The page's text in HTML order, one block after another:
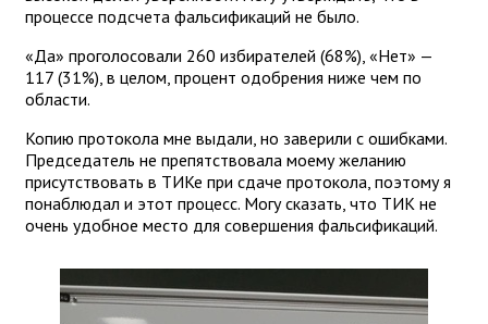
процессе подсчета фальсификаций не было.
«Да» проголосовали 260 избирателей (68%), «Нет» —
117 (31%), в целом, процент одобрения ниже чем по
области.
Копию протокола мне выдали, но заверили с ошибками.
Председатель не препятствовала моему желанию
присутствовать в ТИКе при сдаче протокола, поэтому я
понаблюдал и этот процесс. Могу сказать, что ТИК не
очень удобное место для совершения фальсификаций.